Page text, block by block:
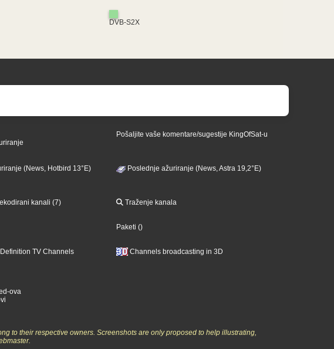
DVB-S2X
Pošaljite vaše komentare/sugestije KingOfSat-u
(News, Hotbird 13°E) Poslednje ažuriranje (News, Astra 19,2°E)
kanali (7) Traženje kanala
Paketi ()
TV Channels Channels broadcasting in 3D
ova
to their respective owners. Screenshots are only proposed to help illustrating,